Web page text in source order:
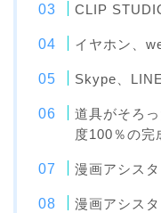
CLIP
イヤホン、
Skype、
道具がそろ
度100％の完
漫画アシス
漫画アシス